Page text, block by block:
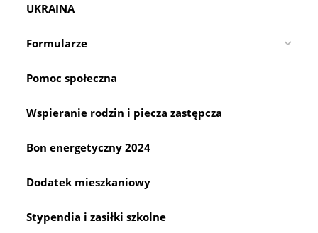
UKRAINA
Formularze
Pomoc społeczna
Wspieranie rodzin i piecza zastępcza
Bon energetyczny 2024
Dodatek mieszkaniowy
Stypendia i zasiłki szkolne